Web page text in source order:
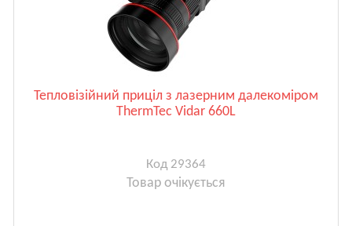
Тепловізійний приціл з лазерним далекоміром
ThermTec Vidar 660L
Код 29364
Товар очікується